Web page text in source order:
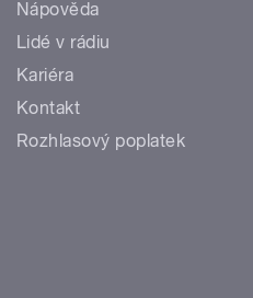
Nápověda
Lidé v rádiu
Kariéra
Kontakt
Rozhlasový poplatek